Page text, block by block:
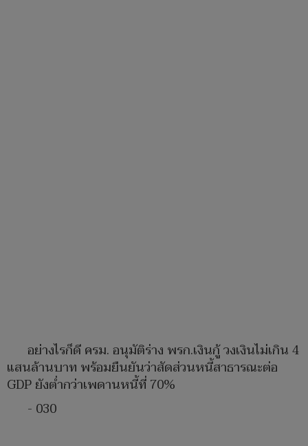
อย่างไรก็ดี ครม. อนุมัติร่าง พรก.เงินกู้ วงเงินไม่เกิน 4
แสนล้านบาท พร้อมยืนยันว่าสัดส่วนหนี้สาธารณะต่อ
GDP ยังต่ำกว่าเพดานหนี้ที่ 70%
- 030